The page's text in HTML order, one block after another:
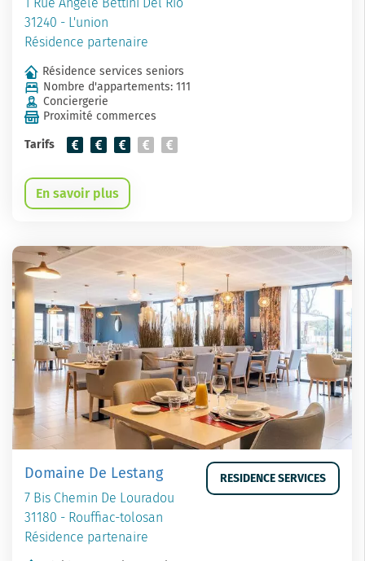
1 Rue Angèle Bettini Del Rio
31240 - L'union
Résidence partenaire
Résidence services seniors
Nombre d'appartements: 111
Conciergerie
Proximité commerces
Tarifs
En savoir plus
Domaine De Lestang
7 Bis Chemin De Louradou
31180 - Rouffiac-tolosan
Résidence partenaire
RESIDENCE SERVICES